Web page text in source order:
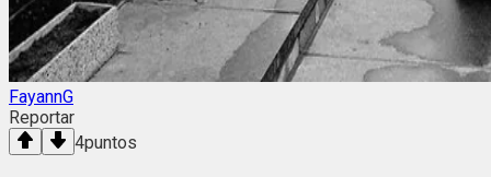
FayannG
Reportar
4puntos